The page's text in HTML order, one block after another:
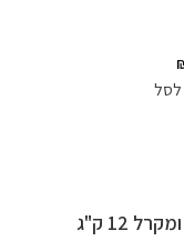
לסל
12 ק"ג